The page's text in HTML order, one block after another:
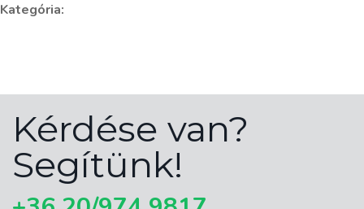
Kategória:
Kérdése van?
Segítünk!